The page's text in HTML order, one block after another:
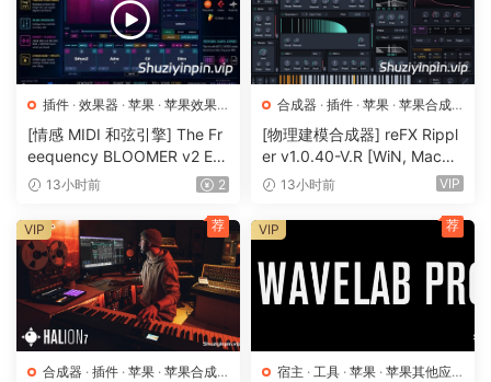
VISUALS. Complexity Made Simple
🏠 HomePage
插件 · 效果器 · 苹果 · 苹果效果
器
[情感 MIDI 和弦引擎] The Fr
eequency BLOOMER v2 Em
otional Chord Engine [WiN,
13小时前 2
合成器 · 插件 · 苹果 · 苹果合成
器
[物理建模合成器] reFX Rippl
er v1.0.40-V.R [WiN, MacO
SX]（55MB）
13小时前 VIP
合成器 · 插件 · 苹果 · 苹果合成
VIP 荐
宿主 · 工具 · 苹果 · 苹果其他应
VIP 荐